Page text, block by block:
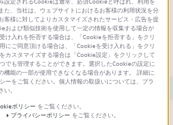
取扱説明書 Q&A
製品に関する重要なお知らせ
た、当社は、ウェブサイトにおけるお客様の利用状況を分
客様に対してよりカスタマイズされたサービス・広告を提
および類似技術を使用して一定の情報を収集する場合が
け入れを拒否する場合は、「Cookieを拒否する」をクリ
にご同意頂ける場合は、「Cookieを受け入れる」をクリ
カスタマイズする場合は「Cookie設定」をクリックして
でも管理することができます。選択したCookieの設定に
機能の一部が使用できなくなる場合があります。 詳細に
ーをご覧ください。個人情報の取扱いについては、プラ
。
ポリシー をご覧ください。
プライバシーポリシー をご覧ください。